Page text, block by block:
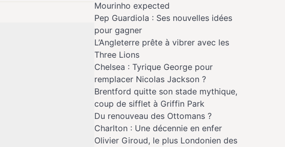
Mourinho expected
Pep Guardiola : Ses nouvelles idées
pour gagner
L’Angleterre prête à vibrer avec les
Three Lions
Chelsea : Tyrique George pour
remplacer Nicolas Jackson ?
Brentford quitte son stade mythique,
coup de sifflet à Griffin Park
Du renouveau des Ottomans ?
Charlton : Une décennie en enfer
Olivier Giroud, le plus Londonien des